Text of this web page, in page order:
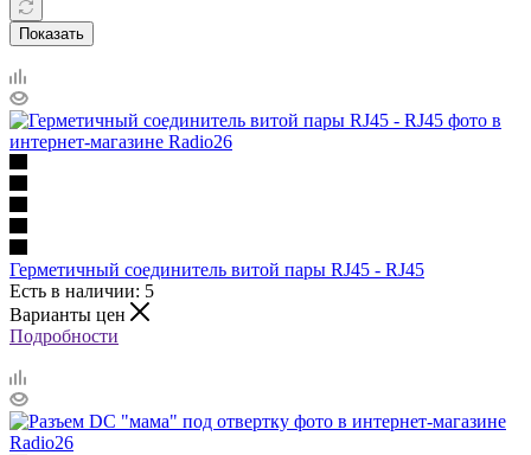
Показать
Герметичный соединитель витой пары RJ45 - RJ45
Есть в наличии: 5
Варианты цен
Подробности